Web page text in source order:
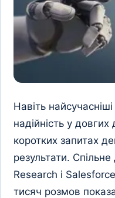
Навіть
надійність у довгих
коротких запитах
результати.
Research і
тисяч розмов